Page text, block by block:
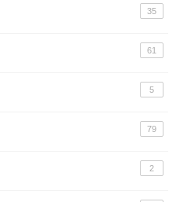
35
61
5
79
2